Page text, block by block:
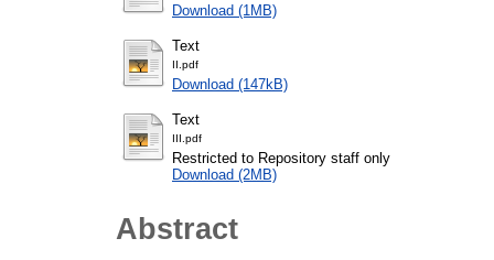
Download (1MB)
Text
II.pdf
Download (147kB)
Text
III.pdf
Restricted to Repository staff only
Download (2MB)
Abstract